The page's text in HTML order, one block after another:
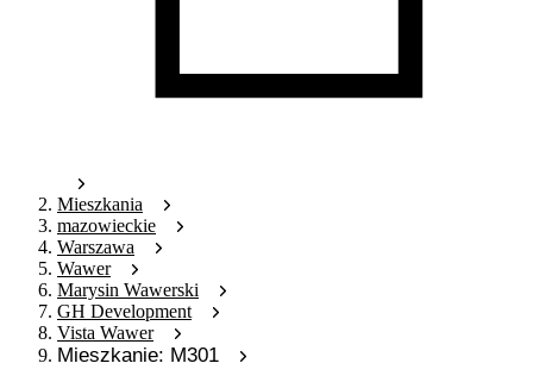
Mieszkania
mazowieckie
Warszawa
Wawer
Marysin Wawerski
GH Development
Vista Wawer
Mieszkanie: M301